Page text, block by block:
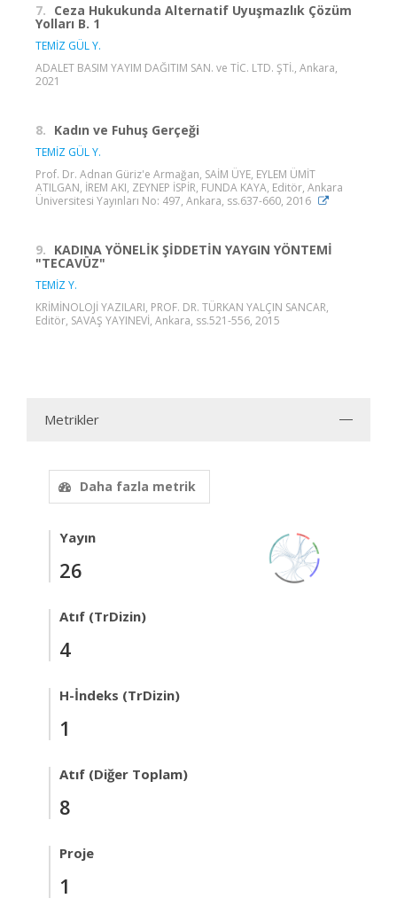
7. Ceza Hukukunda Alternatif Uyuşmazlık Çözüm
Yolları B. 1
TEMİZ GÜL Y.
ADALET BASIM YAYIM DAĞITIM SAN. ve TİC. LTD. ŞTİ., Ankara,
2021
8. Kadın ve Fuhuş Gerçeği
TEMİZ GÜL Y.
Prof. Dr. Adnan Güriz'e Armağan, SAİM ÜYE, EYLEM ÜMİT
ATILGAN, İREM AKI, ZEYNEP İSPİR, FUNDA KAYA, Editör, Ankara
Üniversitesi Yayınları No: 497, Ankara, ss.637-660, 2016
9. KADINA YÖNELİK ŞİDDETİN YAYGIN YÖNTEMİ
"TECAVÜZ"
TEMİZ Y.
KRİMİNOLOJİ YAZILARI, PROF. DR. TÜRKAN YALÇIN SANCAR,
Editör, SAVAŞ YAYINEVİ, Ankara, ss.521-556, 2015
Metrikler
Daha fazla metrik
Yayın
26
Atıf (TrDizin)
4
H-İndeks (TrDizin)
1
Atıf (Diğer Toplam)
8
Proje
1